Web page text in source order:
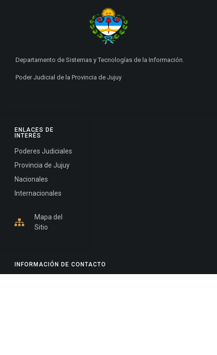
INFORMACIÓN DE CONTACTO
ENLACES DE
INTERÉS
Poderes Judiciales
Provincia de Jujuy
Nacionales
Internacionales
Mapa del
Sitio
Departamento de Sistemas y Tecnologías de la Información.
Poder Judicial de la Provincia de Jujuy